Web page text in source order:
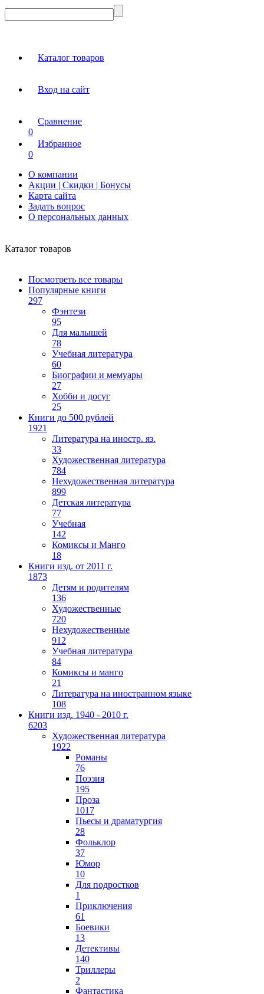
Каталог товаров
Вход на сайт
Сравнение
0
Избранное
0
О компании
Акции | Скидки | Бонусы
Карта сайта
Задать вопрос
О персональных данных
Каталог товаров
Посмотреть все товары
Популярные книги
297
Фэнтези
95
Для малышей
78
Учебная литература
60
Биографии и мемуары
27
Хобби и досуг
25
Книги до 500 рублей
1921
Литература на иностр. яз.
33
Художественная литература
784
Нехудожественная литература
899
Детская литература
77
Учебная
142
Комиксы и Манго
18
Книги изд. от 2011 г.
1873
Детям и родителям
136
Художественные
720
Нехудожественные
912
Учебная литература
84
Комиксы и манго
21
Литература на иностранном языке
108
Книги изд. 1940 - 2010 г.
6203
Художественная литература
1922
Романы
76
Поэзия
195
Проза
1017
Пьесы и драматургия
28
Фольклор
37
Юмор
10
Для подростков
1
Приключения
61
Боевики
13
Детективы
140
Триллеры
2
Фантастика